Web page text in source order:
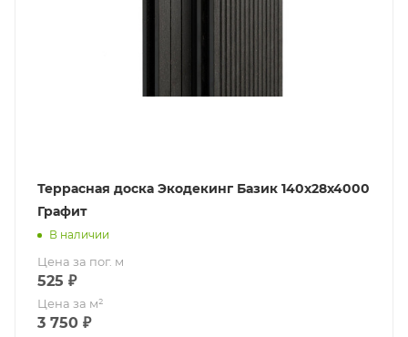
Террасная доска Экодекинг Базик 140х28х4000
Графит
В наличии
Цена за пог. м
525 ₽
Цена за м²
3 750 ₽